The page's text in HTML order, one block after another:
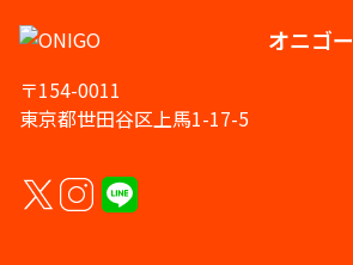
オニゴー
〒154-0011
東京都世田谷区上馬1-17-5